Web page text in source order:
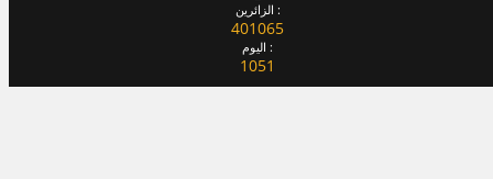
الزائرين :
401065
اليوم :
1051